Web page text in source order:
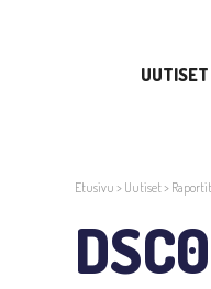
UUTISET
Etusivu > Uutiset> Raportit